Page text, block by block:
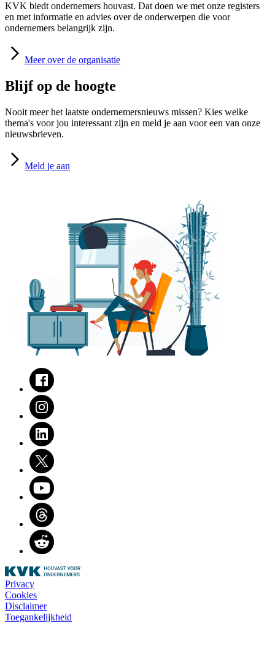
KVK biedt ondernemers houvast. Dat doen we met onze registers
en met informatie en advies over de onderwerpen die voor
ondernemers belangrijk zijn.
Meer over de organisatie
Blijf op de hoogte
Nooit meer het laatste ondernemersnieuws missen? Kies welke
thema's voor jou interessant zijn en meld je aan voor een van onze
nieuwsbrieven.
Meld je aan
Facebook
Instagram
LinkedIn
Twitter
Youtube
Threads
Reddit
Privacy
Cookies
Disclaimer
Toegankelijkheid